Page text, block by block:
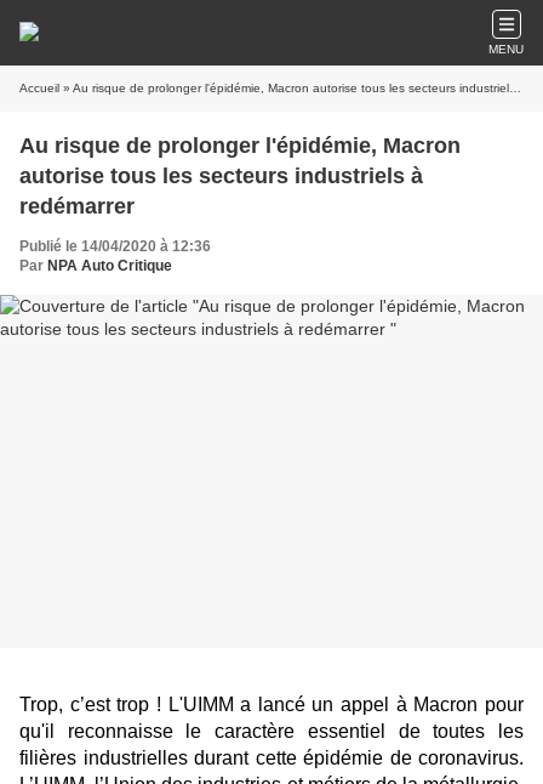
MENU
Accueil » Au risque de prolonger l'épidémie, Macron autorise tous les secteurs industriels à redémarrer
Au risque de prolonger l'épidémie, Macron
autorise tous les secteurs industriels à
redémarrer
Publié le 14/04/2020 à 12:36
Par NPA Auto Critique
Trop, c’est trop ! L'UIMM a lancé un appel à Macron pour
qu'il reconnaisse le caractère essentiel de toutes les
filières industrielles durant cette épidémie de coronavirus.